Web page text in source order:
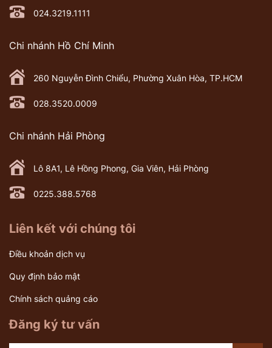
024.3219.1111
Chi nhánh Hồ Chí Minh
260 Nguyễn Đình Chiểu, Phường Xuân Hòa, TP.HCM
028.3520.0009
Chi nhánh Hải Phòng
Lô 8A1, Lê Hồng Phong, Gia Viên, Hải Phòng
0225.388.5768
Liên kết với chúng tôi
Điều khoản dịch vụ
Quy định bảo mật
Chính sách quảng cáo
Đăng ký tư vấn